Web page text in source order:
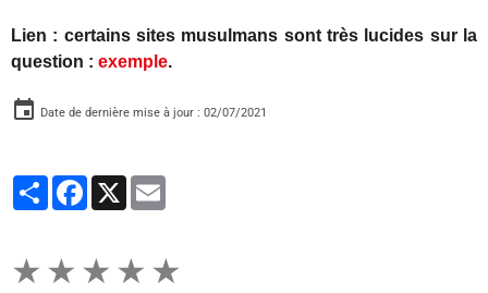
Lien : certains sites musulmans sont très lucides sur la
question : exemple.
Date de dernière mise à jour : 02/07/2021
PartagerFacebook
X
★ ★ ★ ★ ★